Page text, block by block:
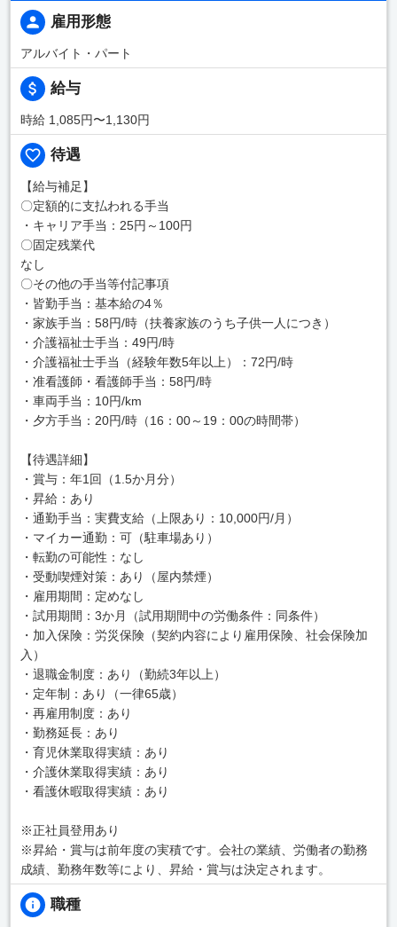
雇用形態
アルバイト・パート
給与
時給 1,085円〜1,130円
待遇
【給与補足】
〇定額的に支払われる手当
・キャリア手当：25円～100円
〇固定残業代
なし
〇その他の手当等付記事項
・皆勤手当：基本給の4％
・家族手当：58円/時（扶養家族のうち子供一人につき）
・介護福祉士手当：49円/時
・介護福祉士手当（経験年数5年以上）：72円/時
・准看護師・看護師手当：58円/時
・車両手当：10円/km
・夕方手当：20円/時（16：00～19：00の時間帯）
【待遇詳細】
・賞与：年1回（1.5か月分）
・昇給：あり
・通勤手当：実費支給（上限あり：10,000円/月）
・マイカー通勤：可（駐車場あり）
・転勤の可能性：なし
・受動喫煙対策：あり（屋内禁煙）
・雇用期間：定めなし
・試用期間：3か月（試用期間中の労働条件：同条件）
・加入保険：労災保険（契約内容により雇用保険、社会保険加
入）
・退職金制度：あり（勤続3年以上）
・定年制：あり（一律65歳）
・再雇用制度：あり
・勤務延長：あり
・育児休業取得実績：あり
・介護休業取得実績：あり
・看護休暇取得実績：あり
※正社員登用あり
※昇給・賞与は前年度の実積です。会社の業績、労働者の勤務
成績、勤務年数等により、昇給・賞与は決定されます。
職種